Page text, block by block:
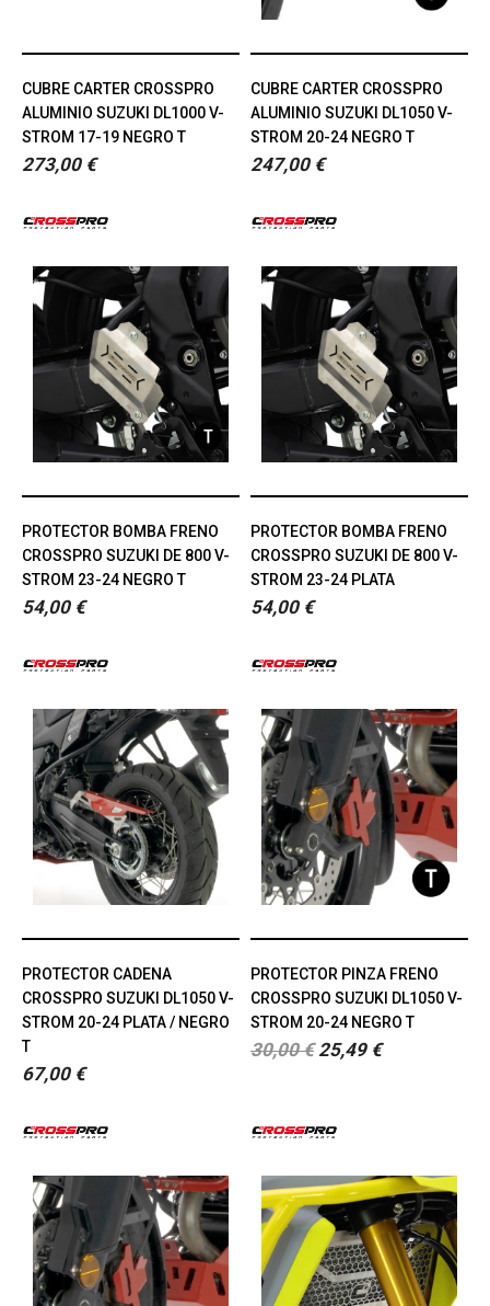
CUBRE CARTER CROSSPRO
ALUMINIO SUZUKI DL1000 V-
STROM 17-19 NEGRO T
273,00 €
CUBRE CARTER CROSSPRO
ALUMINIO SUZUKI DL1050 V-
STROM 20-24 NEGRO T
247,00 €
PROTECTOR BOMBA FRENO
CROSSPRO SUZUKI DE 800 V-
STROM 23-24 NEGRO T
54,00 €
PROTECTOR BOMBA FRENO
CROSSPRO SUZUKI DE 800 V-
STROM 23-24 PLATA
54,00 €
PROTECTOR CADENA
CROSSPRO SUZUKI DL1050 V-
STROM 20-24 PLATA / NEGRO
T
67,00 €
PROTECTOR PINZA FRENO
CROSSPRO SUZUKI DL1050 V-
STROM 20-24 NEGRO T
30,00 € 25,49 €